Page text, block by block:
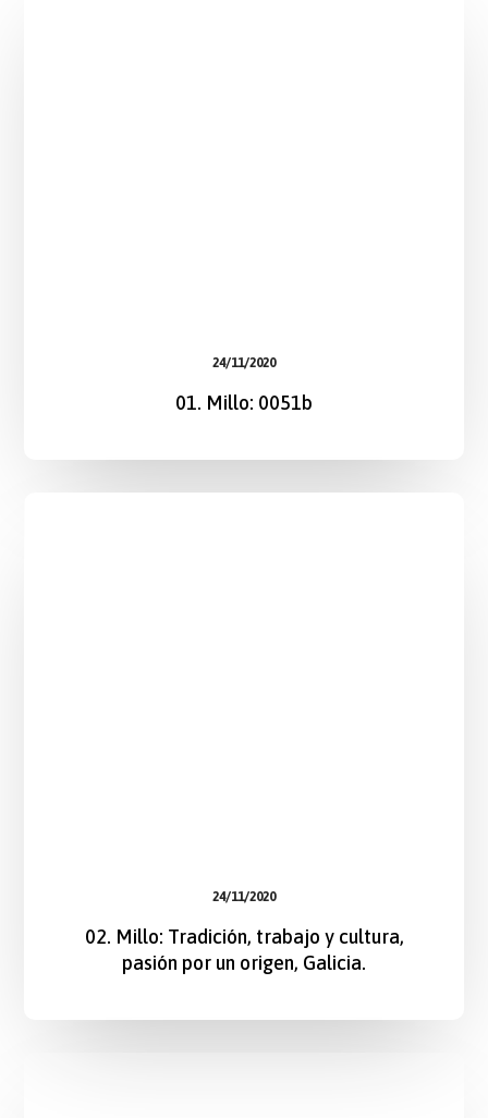
24/11/2020
01. Millo: 0051b
24/11/2020
02. Millo: Tradición, trabajo y cultura,
pasión por un origen, Galicia.